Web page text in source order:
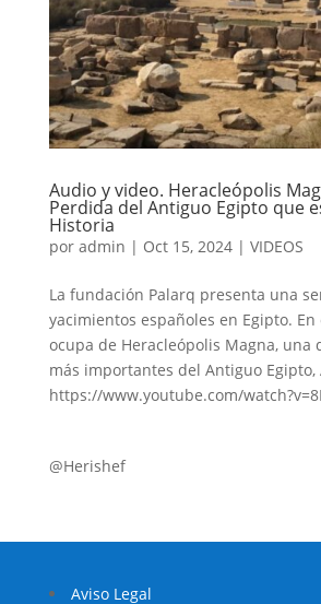
Audio y video. Heracleópolis
Perdida del Antiguo Egipto que
Historia
por admin | Oct 15, 2024| VIDEOS
La fundación Palarq presenta una
yacimientos españoles en Egipto. En
ocupa de Heracleópolis Magna, una
más importantes del Antiguo Egipto,
https://www.youtube.com/
@Herishef
Aviso Legal